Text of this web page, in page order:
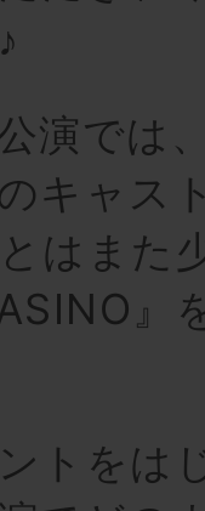
演では
キャス
はまた
』
トをは